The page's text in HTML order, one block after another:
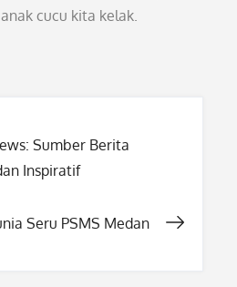
cucu kita kelak.
Sumber Berita
Inspiratif
Seru PSMS Medan